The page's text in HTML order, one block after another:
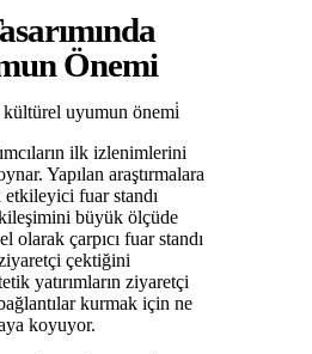
Önemi
ilk izlenimlerini
Yapılan araştırmalara
etkileyici fuar standı
büyük ölçüde
olarak çarpıcı fuar standı
ziyaretçi çektiğini
yatırımların ziyaretçi
kurmak için ne
koyuyor.